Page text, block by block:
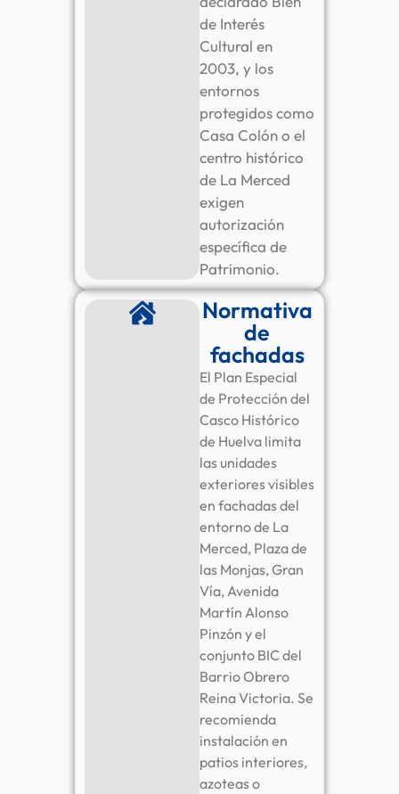
de Interés
Cultural en
2003, y los
entornos
protegidos como
Casa Colón o el
centro histórico
de La Merced
exigen
autorización
específica de
Patrimonio.
Normativa
de
fachadas
El Plan Especial
de Protección del
Casco Histórico
de Huelva limita
las unidades
exteriores visibles
en fachadas del
entorno de La
Merced, Plaza de
las Monjas, Gran
Vía, Avenida
Martín Alonso
Pinzón y el
conjunto BIC del
Barrio Obrero
Reina Victoria. Se
recomienda
instalación en
patios interiores,
azoteas o